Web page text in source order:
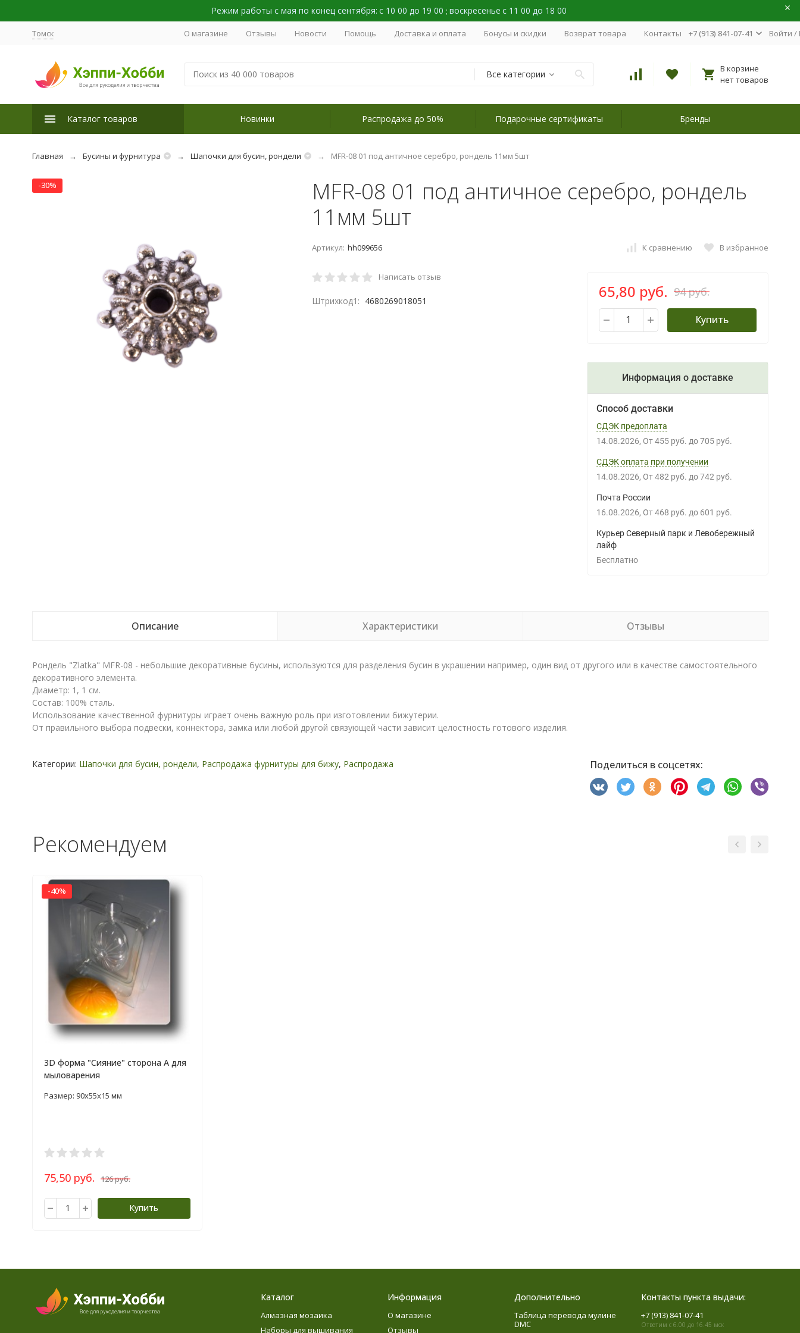
Режим работы с мая по конец сентября: с 10 00 до 19 00 ; воскресенье с 11 00 до 18 00
Томск О магазине Отзывы Новости Помощь Доставка и оплата Бонусы и скидки Возврат товара Контакты +7 (913) 841-07-41 Войти /
Все категории
В корзине
нет товаров
Каталог товаров Новинки Распродажа до 50% Подарочные сертификаты Бренды
Главная Бусины и фурнитура Шапочки для бусин, рондели MFR-08 01 под античное серебро, рондель 11мм 5шт
-30%
MFR-08 01 под античное серебро, рондель
11мм 5шт
Артикул: hh099656 К сравнению В избранное
Написать отзыв
Штрихкод1: 4680269018051 65,80 руб. 94 руб.
Купить
Информация о доставке
Способ доставки
СДЭК предоплата
14.08.2026 От 455 руб. до 705 руб.
СДЭК оплата при получении
14.08.2026 От 482 руб. до 742 руб.
Почта России
16.08.2026 От 468 руб. до 601 руб.
Курьер Северный парк и Левобережный
лайф
Бесплатно
Описание Характеристики Отзывы
Рондель "Zlatka" MFR-08 - небольшие декоративные бусины, используются для разделения бусин в украшении например, один вид от другого или в качестве самостоятельного
декоративного элемента.
Диаметр: 1, 1 см.
Состав: 100% сталь.
Использование качественной фурнитуры играет очень важную роль при изготовлении бижутерии.
От правильного выбора подвески, коннектора, замка или любой другой связующей части зависит целостность готового изделия.
Категории: Шапочки для бусин, рондели, Распродажа фурнитуры для бижу, Распродажа Поделиться в соцсетях:
Рекомендуем
-40%
3D форма "Сияние" сторона А для
мыловарения
Размер: 90x55x15 мм
75,50 руб. 126 руб.
Купить
Каталог
Алмазная мозаика
Наборы для вышивания
Информация
О магазине
Отзывы
Дополнительно
Таблица перевода мулине
DMC
Контакты пункта выдачи:
+7 (913) 841-07-41
Ответим с 6.00 до 16.45 мск